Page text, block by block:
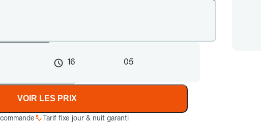
16 05
VOIR LES PRIX
Tarif fixe jour & nuit garanti